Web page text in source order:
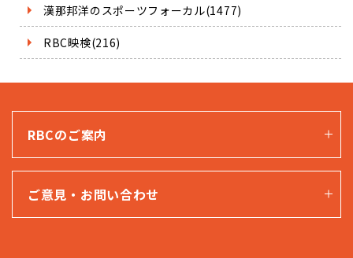
漢那邦洋のスポーツフォーカル(1477)
RBC映検(216)
RBCのご案内
ご意見・お問い合わせ